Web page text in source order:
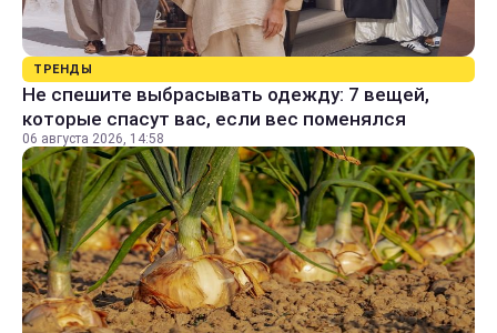
ТРЕНДЫ
Не спешите выбрасывать одежду: 7 вещей,
которые спасут вас, если вес поменялся
06 августа 2026, 14:58